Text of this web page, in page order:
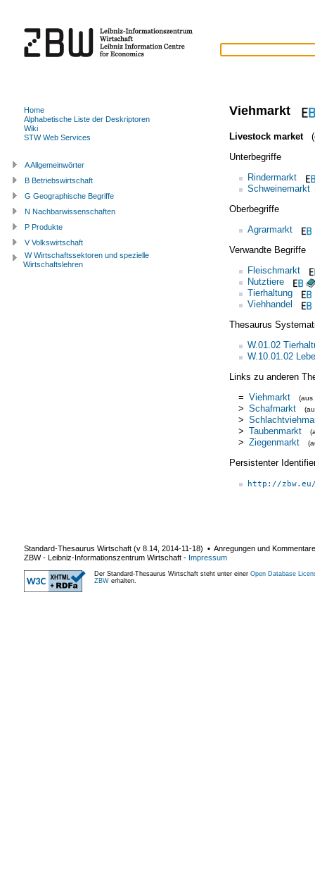
Viehmarkt
Livestock market
Unterbegriffe
Rindermarkt
Schweinemarkt
Oberbegriffe
Agrarmarkt
Verwandte Begriffe
Fleischmarkt
Nutztiere
Tierhaltung
Viehhandel
Thesaurus
W.01.02
W.10.01.02
Links zu anderen
= Viehmarkt (aus
> Schafmarkt
>
> Taubenmarkt
> Ziegenmarkt
Persistenter
http://
Home
Alphabetische Liste der Deskriptoren
Wiki
STW Web Services
A Allgemeinwörter
B Betriebswirtschaft
G Geographische Begriffe
N Nachbarwissenschaften
P Produkte
V Volkswirtschaft
W Wirtschaftssektoren und spezielle
Wirtschaftslehren
Standard-Thesaurus Wirtschaft (v 8.14 2014-11-18) ▪ Anregungen und
ZBW - Leibniz-Informationszentrum Wirtschaft - Impressum
Der Standard-Thesaurus Wirtschaft steht unter einer Open Database
ZBW erhalten.